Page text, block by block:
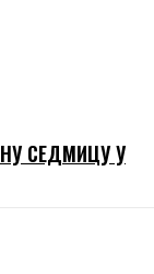
СЕДМИЦУ У